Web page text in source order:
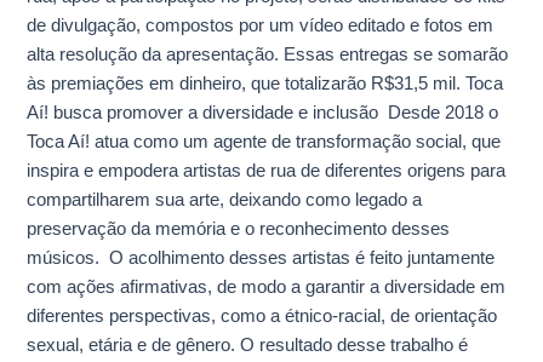
de divulgação, compostos por um vídeo editado e fotos em
alta resolução da apresentação. Essas entregas se somarão
às premiações em dinheiro, que totalizarão R$31,5 mil. Toca
Aí! busca promover a diversidade e inclusão Desde 2018 o
Toca Aí! atua como um agente de transformação social, que
inspira e empodera artistas de rua de diferentes origens para
compartilharem sua arte, deixando como legado a
preservação da memória e o reconhecimento desses
músicos. O acolhimento desses artistas é feito juntamente
com ações afirmativas, de modo a garantir a diversidade em
diferentes perspectivas, como a étnico-racial, de orientação
sexual, etária e de gênero. O resultado desse trabalho é